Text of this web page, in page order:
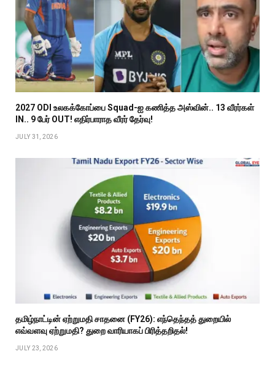
2027 ODI உலகக்கோப்பை Squad-ஐ கணித்த அஸ்வின்.. 13 வீரர்கள்
IN.. 9 பேர் OUT! எதிர்பாராத வீரர் தேர்வு!
JULY 31, 2026
தமிழ்நாட்டின் ஏற்றுமதி சாதனை (FY26): எந்தெந்தத் துறையில்
எவ்வளவு ஏற்றுமதி? துறை வாரியாகப் பிரித்தறிதல்!
JULY 23, 2026